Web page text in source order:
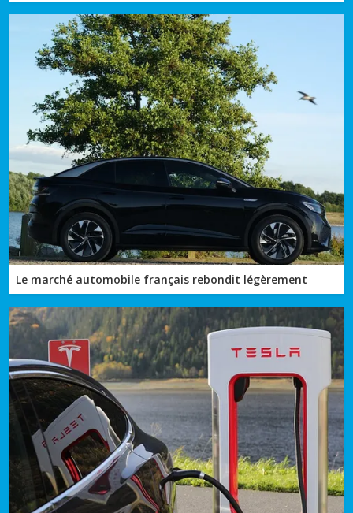
Le marché automobile français rebondit légèrement